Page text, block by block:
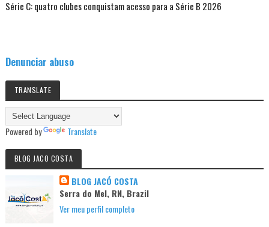
Série C: quatro clubes conquistam acesso para a Série B 2026
Denunciar abuso
TRANSLATE
Powered by Translate
BLOG JACO COSTA
BLOG JACÓ COSTA
Serra do Mel, RN, Brazil
Ver meu perfil completo